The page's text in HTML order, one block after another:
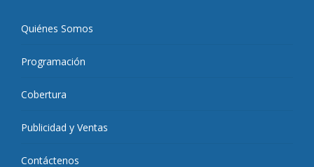
Quiénes Somos
Programación
Cobertura
Publicidad y Ventas
Contáctenos